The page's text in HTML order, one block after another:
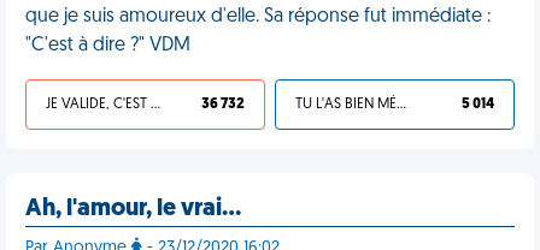
que je suis amoureux d'elle. Sa réponse fut immédiate :
"C'est à dire ?" VDM
JE VALIDE, C'EST UNE VDM 36 732 TU L'AS BIEN MÉRITÉ 5 014
Ah, l'amour, le vrai…